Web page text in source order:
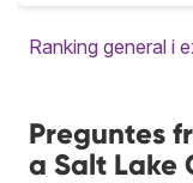
Ranking general i
Preguntes
a Salt Lake